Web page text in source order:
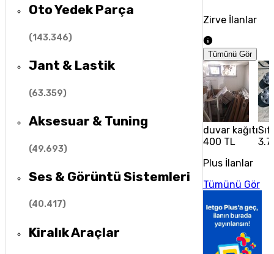
Oto Yedek Parça
(143.346)
Jant & Lastik
(63.359)
Aksesuar & Tuning
(49.693)
Ses & Görüntü Sistemleri
(40.417)
Kiralık Araçlar
Zirve İlanlar
Tümünü Gör
duvar kağıtı
400 TL
Plus İlanlar
Tümünü Gör